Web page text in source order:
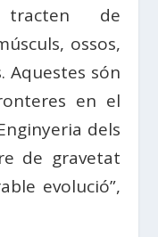
tracten de
ossos,
Aquestes són
en el
dels
de gravetat
evolució”,